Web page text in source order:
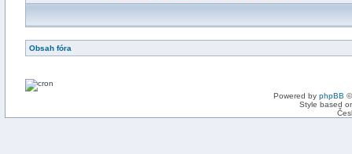
Obsah fóra
Powered by phpBB
Style based